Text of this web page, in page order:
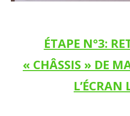
ÉTAPE N°3:
« CHÂSSIS » DE
L’ÉCRAN